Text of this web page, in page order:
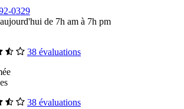
0329
de 7h am à 7h pm
38 évaluations
38 évaluations